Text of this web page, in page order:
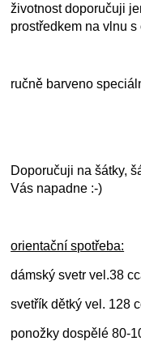
životnost doporučuji
prostředkem na vlnu
ručně barveno
Doporučuji na šátky,
Vás napadne :-)
orientační spotřeba:
dámský svetr vel.38
svetřík dětký vel. 128
ponožky dospělé 80-